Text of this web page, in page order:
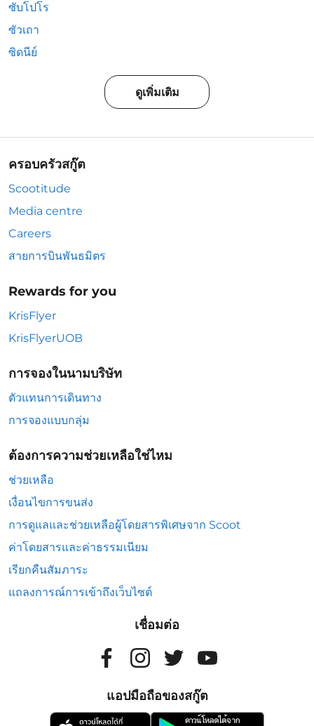
ซับโปโร
ซัวเถา
ซิดนีย์
ดูเพิ่มเติม
ครอบครัวสกู๊ต
Scootitude
Media centre
Careers
สายการบินพันธมิตร
Rewards for you
KrisFlyer
KrisFlyerUOB
การจองในนามบริษัท
ตัวแทนการเดินทาง
การจองแบบกลุ่ม
ต้องการความช่วยเหลือใช่ไหม
ช่วยเหลือ
เงื่อนไขการขนส่ง
การดูแลและช่วยเหลือผู้โดยสารพิเศษจาก Scoot
ค่าโดยสารและค่าธรรมเนียม
เรียกคืนสัมภาระ
แถลงการณ์การเข้าถึงเว็บไซต์
เชื่อมต่อ
แอปมือถือของสกู๊ต